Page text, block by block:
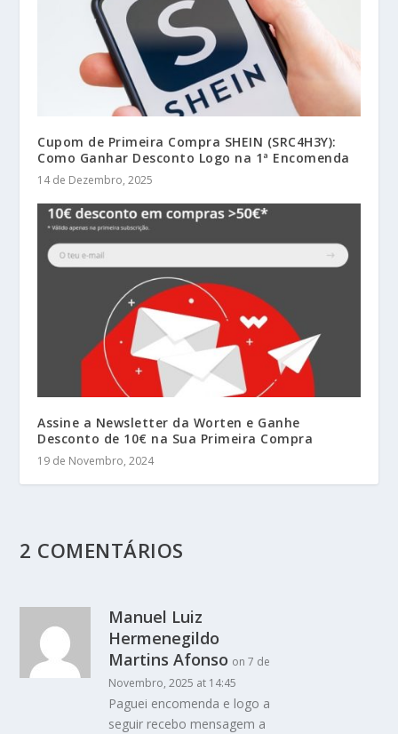
Cupom de Primeira Compra SHEIN (SRC4H3Y):
Como Ganhar Desconto Logo na 1ª Encomenda
14 de Dezembro, 2025
Assine a Newsletter da Worten e Ganhe
Desconto de 10€ na Sua Primeira Compra
19 de Novembro, 2024
2 COMENTÁRIOS
Manuel Luiz
Hermenegildo
Martins Afonso on 7 de
Novembro, 2025 at 14:45
Paguei encomenda e logo a
seguir recebo mensagem a